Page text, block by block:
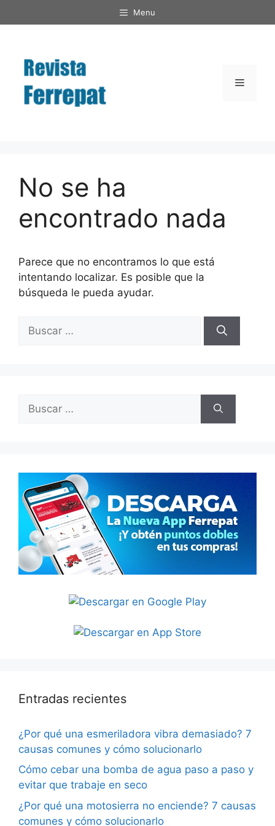
al
Menu
Menú
No se ha
encontrado nada
Parece que no encontramos lo que está
intentando localizar. Es posible que la
búsqueda le pueda ayudar.
Entradas recientes
¿Por qué una esmeriladora vibra demasiado? 7
causas comunes y cómo solucionarlo
Cómo cebar una bomba de agua paso a paso y
evitar que trabaje en seco
¿Por qué una motosierra no enciende? 7 causas
comunes y cómo solucionarlo